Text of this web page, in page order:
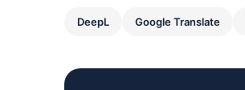
DeepL Google Translate